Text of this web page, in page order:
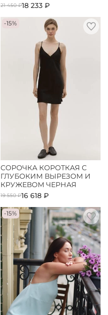
21 450 ₽18 233 ₽
-15%
СОРОЧКА КОРОТКАЯ С
ГЛУБОКИМ ВЫРЕЗОМ И
КРУЖЕВОМ ЧЕРНАЯ
19 550 ₽16 618 ₽
-15%